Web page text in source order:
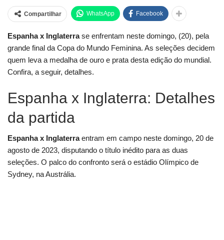
Compartilhar WhatsApp Facebook
Espanha x Inglaterrase enfrentam neste domingo, (20), pela
grande final da Copa do Mundo Feminina. As seleções decidem
quem leva a medalha de ouro e prata desta edição do mundial.
Confira, a seguir, detalhes.
Espanha x Inglaterra: Detalhes
da partida
Espanha x Inglaterraentram em campo neste domingo, 20 de
agosto de 2023, disputando o título inédito para as duas
seleções. O palco do confronto será o estádio Olímpico de
Sydney, na Austrália.